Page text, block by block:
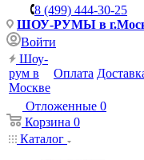
8 (499) 444-30-25
ШОУ-РУМЫ в
Войти
Шоу-
рум в
Москве
Оплата
Отложенные 0
Корзина 0
Каталог